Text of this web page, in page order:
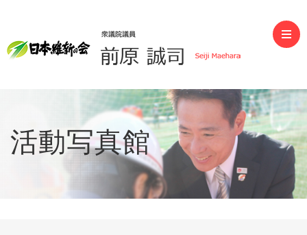
前原誠司（衆議院議員）
活動写真館